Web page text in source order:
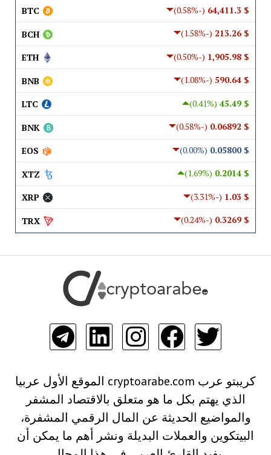
$ 64,411.3
(-0.58%)
BTC
$ 213.26
(-1.58%)
BCH
$ 1,905.98
(-0.50%)
ETH
$ 590.64
(-1.08%)
BNB
$ 45.49
(0.41%)
LTC
$ 0.06892
(-0.58%)
BNK
$ 0.05800
(0.00%)
EOS
$ 0.2014
(1.69%)
XTZ
$ 1.03
(-3.31%)
XRP
$ 0.3269
(-0.24%)
TRX
كريبتو عرب cryptoarabe.com الموقع الأول عربيا
الذي يهتم بكل ما هو متعلق بالاقتصاد المشفر
والمواضيع الحديثة عن المال الرقمي المشفرة،
البيتكوين والعملات البديلة ونشر أهم ما يمكن أن